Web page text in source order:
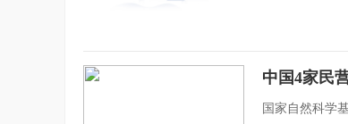
中国4家民
国家自然科学